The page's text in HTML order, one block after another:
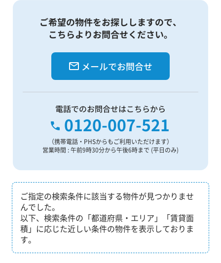
ご希望の物件をお探ししますので、
こちらよりお問合せください。
メールでお問合せ
電話でのお問合せはこちらから
0120-007-521
（携帯電話・PHSからもご利用いただけます）
営業時間 : 午前9時30分から午後6時まで (平日のみ)
ご指定の検索条件に該当する物件が見つかりませ
んでした。
以下、検索条件の「都道府県・エリア」「賃貸面
積」に応じた近しい条件の物件を表示しておりま
す。